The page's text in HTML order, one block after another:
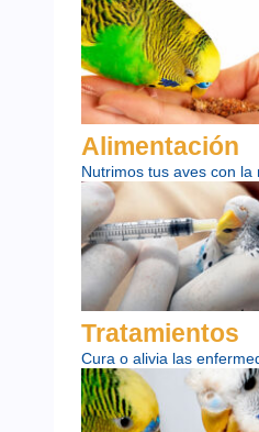
Alimentación
Nutrimos tus aves con la
Tratamientos
Cura o alivia las